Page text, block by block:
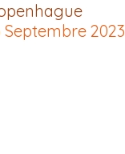
Septembre 2023